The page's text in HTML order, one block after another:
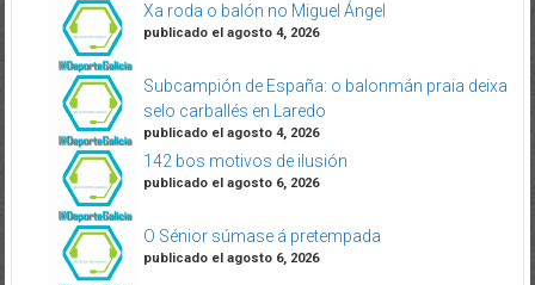
Xa roda o balón no Miguel Ángel
publicado el agosto 4, 2026
Subcampión de España: o balonmán praia deixa
selo carballés en Laredo
publicado el agosto 4, 2026
142 bos motivos de ilusión
publicado el agosto 6, 2026
O Sénior súmase á pretempada
publicado el agosto 6, 2026